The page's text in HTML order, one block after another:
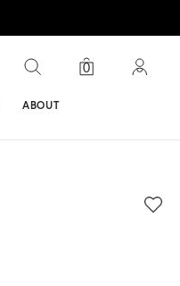
0
ABOUT